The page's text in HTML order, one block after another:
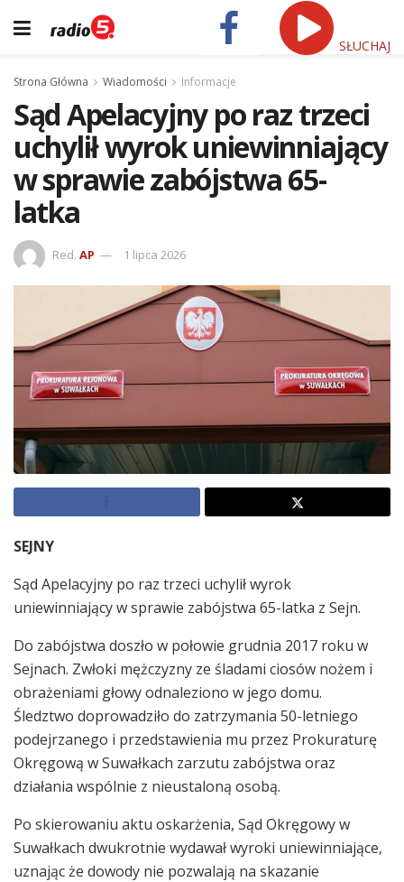
SŁUCHAJ
Strona Główna Wiadomości Informacje
Sąd Apelacyjny po raz trzeci
uchylił wyrok uniewinniający
w sprawie zabójstwa 65-
latka
Red. AP 1 lipca 2026
SEJNY
Sąd Apelacyjny po raz trzeci uchylił wyrok
uniewinniający w sprawie zabójstwa 65-latka z Sejn.
Do zabójstwa doszło w połowie grudnia 2017 roku w
Sejnach. Zwłoki mężczyzny ze śladami ciosów nożem i
obrażeniami głowy odnaleziono w jego domu.
Śledztwo doprowadziło do zatrzymania 50-letniego
podejrzanego i przedstawienia mu przez Prokuraturę
Okręgową w Suwałkach zarzutu zabójstwa oraz
działania wspólnie z nieustaloną osobą.
Po skierowaniu aktu oskarżenia, Sąd Okręgowy w
Suwałkach dwukrotnie wydawał wyroki uniewinniające,
uznając że dowody nie pozwalają na skazanie